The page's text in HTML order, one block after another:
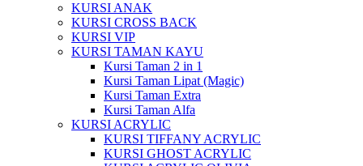
KURSI ANAK
KURSI CROSS BACK
KURSI VIP
KURSI TAMAN KAYU
Kursi Taman 2 in 1
Kursi Taman Lipat (Magic)
Kursi Taman Extra
Kursi Taman Alfa
KURSI ACRYLIC
KURSI TIFFANY ACRYLIC
KURSI GHOST ACRYLIC